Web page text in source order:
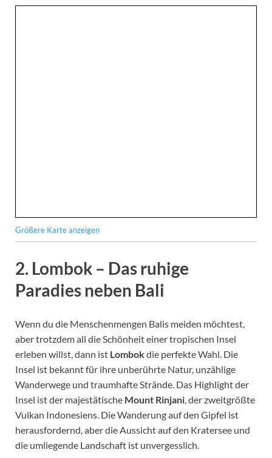
Größere Karte anzeigen
2. Lombok – Das ruhige
Paradies neben Bali
Wenn du die Menschenmengen Balis meiden möchtest,
aber trotzdem all die Schönheit einer tropischen Insel
erleben willst, dann ist Lombokdie perfekte Wahl. Die
Insel ist bekannt für ihre unberührte Natur, unzählige
Wanderwege und traumhafte Strände. Das Highlight der
Insel ist der majestätische Mount Rinjani, der zweitgrößte
Vulkan Indonesiens. Die Wanderung auf den Gipfel ist
herausfordernd, aber die Aussicht auf den Kratersee und
die umliegende Landschaft ist unvergesslich.